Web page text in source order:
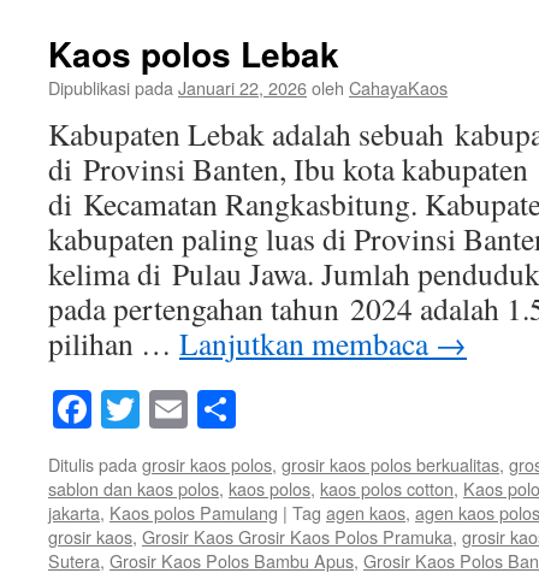
Kaos polos Lebak
Dipublikasi pada Januari 22, 2026oleh CahayaKaos
Kabupaten Lebak adalah sebuah
di Provinsi Banten, Ibu kota
di Kecamatan Rangkasbitung.
kabupaten paling luas di Provinsi
kelima di Pulau Jawa. Jumlah
pada pertengahan tahun 2024 adalah
pilihan … Lanjutkan membaca →
Facebook
Twitter
Email
Ditulis padagrosir kaos polos, grosir kaos polos berkualitas,
sablon dan kaos polos, kaos polos, kaos polos cotton, Kaos
jakarta, Kaos polos Pamulang | Tag agen kaos, agen kaos polos
grosir kaos, Grosir Kaos Grosir Kaos Polos Pramuka, grosir
Sutera, Grosir Kaos Polos Bambu Apus, Grosir Kaos Polos